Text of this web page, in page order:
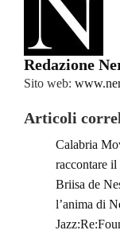
Redazione
Sito web:
Articoli
Calabria
raccontare
Briisa de
l’anima di